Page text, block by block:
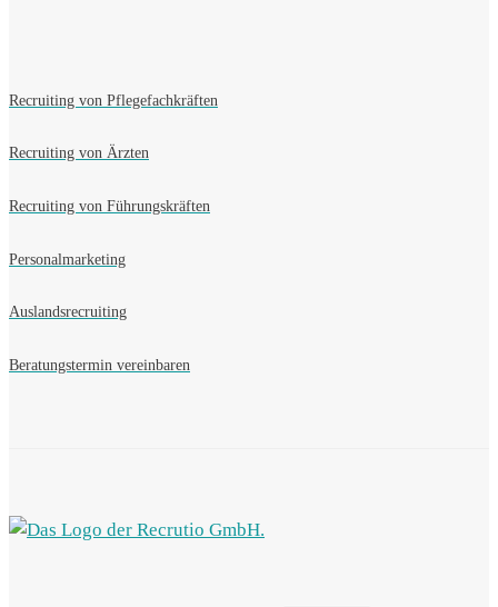
Recruiting von Pflegefachkräften
Recruiting von Ärzten
Recruiting von Führungskräften
Personalmarketing
Auslandsrecruiting
Beratungstermin vereinbaren